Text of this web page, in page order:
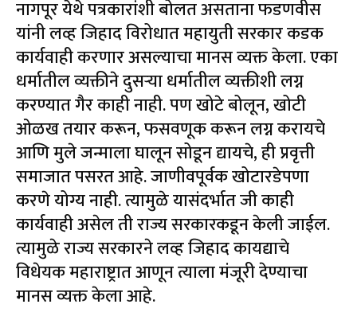
नागपूर येथे पत्रकारांशी बोलत असताना फडणवीस
यांनी लव्ह जिहाद विरोधात महायुती सरकार कडक
कार्यवाही करणार असल्याचा मानस व्यक्त केला. एका
धर्मातील व्यक्तीने दुसऱ्या धर्मातील व्यक्तीशी लग्न
करण्यात गैर काही नाही. पण खोटे बोलून, खोटी
ओळख तयार करून, फसवणूक करून लग्न करायचे
आणि मुले जन्माला घालून सोडून द्यायचे, ही प्रवृत्ती
समाजात पसरत आहे. जाणीवपूर्वक खोटारडेपणा
करणे योग्य नाही. त्यामुळे यासंदर्भात जी काही
कार्यवाही असेल ती राज्य सरकारकडून केली जाईल.
त्यामुळे राज्य सरकारने लव्ह जिहाद कायद्याचे
विधेयक महाराष्ट्रात आणून त्याला मंजूरी देण्याचा
मानस व्यक्त केला आहे.